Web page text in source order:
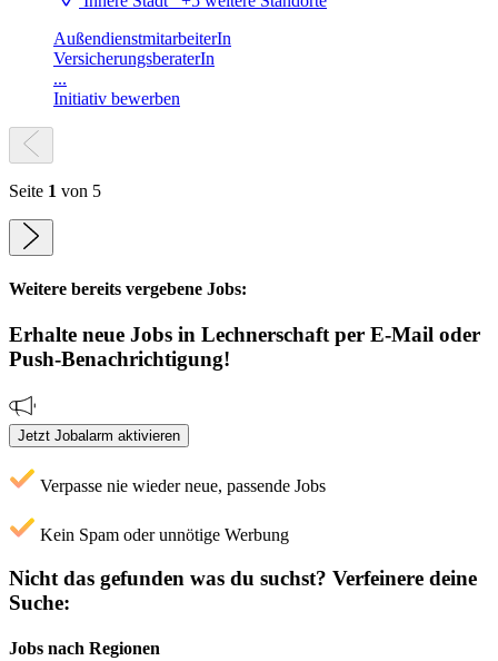
AußendienstmitarbeiterIn
VersicherungsberaterIn
...
Initiativ bewerben
Seite 1 von 5
Weitere bereits vergebene Jobs:
Erhalte neue Jobs in Lechnerschaftper E-Mail oder
Push-Benachrichtigung!
Jetzt Jobalarm aktivieren
Verpasse nie wieder neue, passende Jobs
Kein Spam oder unnötige Werbung
Nicht das gefunden was du suchst? Verfeinere deine
Suche:
Jobs nach Regionen